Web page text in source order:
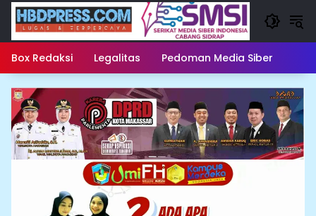
Langsung
konten
Box Redaksi Legalitas Pedoman Media Siber